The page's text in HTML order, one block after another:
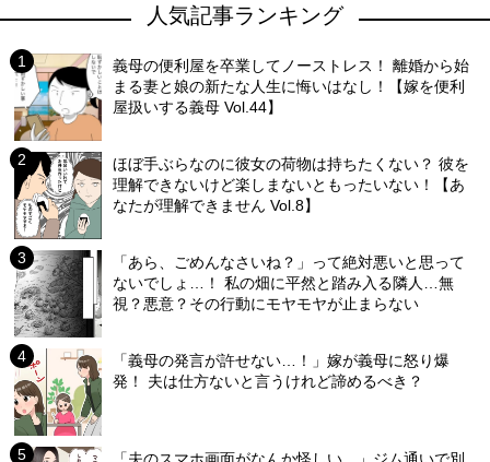
人気記事ランキング
義母の便利屋を卒業してノーストレス！ 離婚から始
まる妻と娘の新たな人生に悔いはなし！【嫁を便利
屋扱いする義母 Vol.44】
ほぼ手ぶらなのに彼女の荷物は持ちたくない？ 彼を
理解できないけど楽しまないともったいない！【あ
なたが理解できません Vol.8】
「あら、ごめんなさいね？」って絶対悪いと思って
ないでしょ…！ 私の畑に平然と踏み入る隣人…無
視？悪意？その行動にモヤモヤが止まらない
「義母の発言が許せない…！」嫁が義母に怒り爆
発！ 夫は仕方ないと言うけれど諦めるべき？